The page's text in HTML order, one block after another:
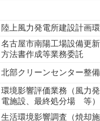
陸上風力発電所建設計画
名古屋市南陽工場設備更
方法書作成等業務委託
北部クリーンセンター整
環境影響評価業務（風力
電施設、最終処分場 等）
生活環境影響調査（焼却